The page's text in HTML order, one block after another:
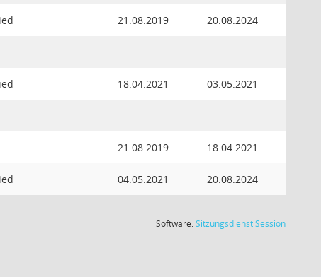
21.08.2019 20.08.2024
18.04.2021 03.05.2021
21.08.2019 18.04.2021
04.05.2021 20.08.2024
Software:SitzungsdienstSession(Wird in